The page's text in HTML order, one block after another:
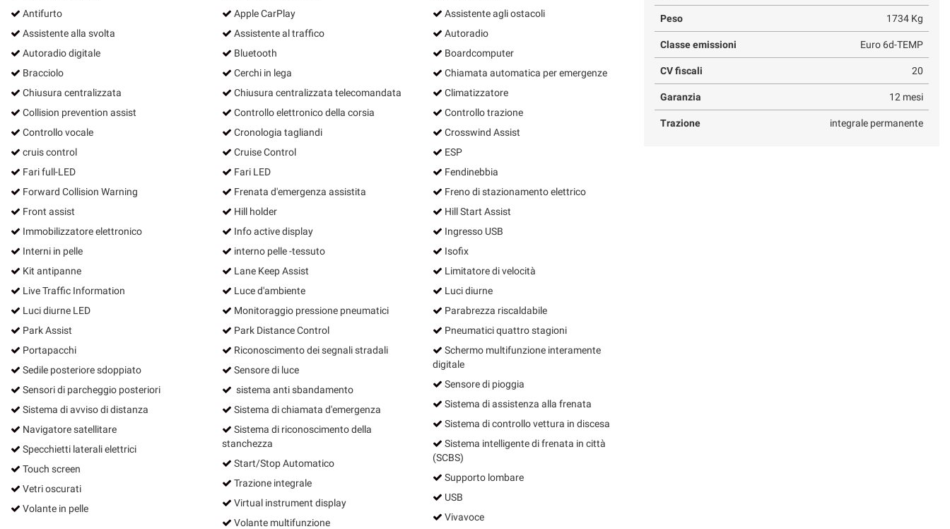
Antifurto
Assistente alla svolta
Autoradio digitale
Bracciolo
Chiusura centralizzata
Collision prevention assist
Controllo vocale
cruis control
Fari full-LED
Forward Collision Warning
Front assist
Immobilizzatore elettronico
Interni in pelle
Kit antipanne
Live Traffic Information
Luci diurne LED
Park Assist
Portapacchi
Sedile posteriore sdoppiato
Sensori di parcheggio posteriori
Sistema di avviso di distanza
Navigatore satellitare
Specchietti laterali elettrici
Touch screen
Vetri oscurati
Volante in pelle
Apple CarPlay
Assistente al traffico
Bluetooth
Cerchi in lega
Chiusura centralizzata telecomandata
Controllo elettronico della corsia
Cronologia tagliandi
Cruise Control
Fari LED
Frenata d'emergenza assistita
Hill holder
Info active display
interno pelle -tessuto
Lane Keep Assist
Luce d'ambiente
Monitoraggio pressione pneumatici
Park Distance Control
Riconoscimento dei segnali stradali
Sensore di luce
sistema anti sbandamento
Sistema di chiamata d'emergenza
Sistema di riconoscimento della
stanchezza
Start/Stop Automatico
Trazione integrale
Virtual instrument display
Volante multifunzione
Assistente agli ostacoli
Autoradio
Boardcomputer
Chiamata automatica per emergenze
Climatizzatore
Controllo trazione
Crosswind Assist
ESP
Fendinebbia
Freno di stazionamento elettrico
Hill Start Assist
Ingresso USB
Isofix
Limitatore di velocità
Luci diurne
Parabrezza riscaldabile
Pneumatici quattro stagioni
Schermo multifunzione interamente
digitale
Sensore di pioggia
Sistema di assistenza alla frenata
Sistema di controllo vettura in discesa
Sistema intelligente di frenata in città
(SCBS)
Supporto lombare
USB
Vivavoce
Peso 1734 Kg
Classe emissioni Euro 6d-TEMP
CV fiscali 20
Garanzia 12 mesi
Trazione integrale permanente